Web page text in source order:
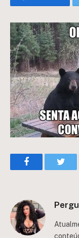
Facebook